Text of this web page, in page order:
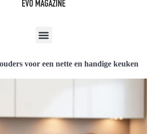
voor een nette en handige keuken